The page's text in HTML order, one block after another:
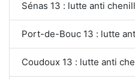
Sénas 13 : lutte anti
Port-de-Bouc 13 : lutte
Coudoux 13 : lutte anti